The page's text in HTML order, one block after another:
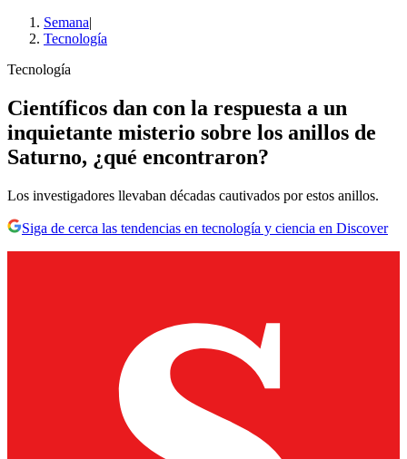
Semana|
Tecnología
Tecnología
Científicos dan con la respuesta a un
inquietante misterio sobre los anillos de
Saturno, ¿qué encontraron?
Los investigadores llevaban décadas cautivados por estos anillos.
Siga de cerca las tendencias en tecnología y ciencia en Discover